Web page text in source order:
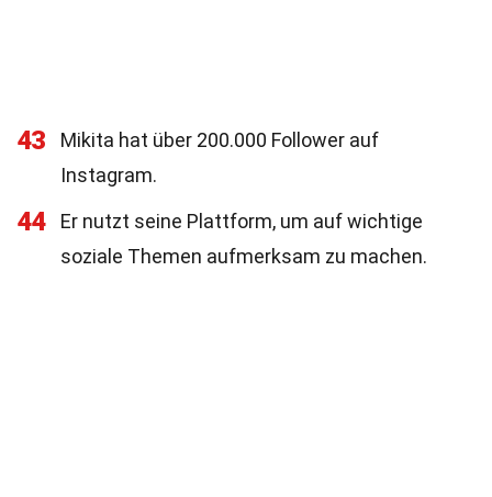
43
Mikita hat über 200.000 Follower auf
Instagram.
44
Er nutzt seine Plattform, um auf wichtige
soziale Themen aufmerksam zu machen.